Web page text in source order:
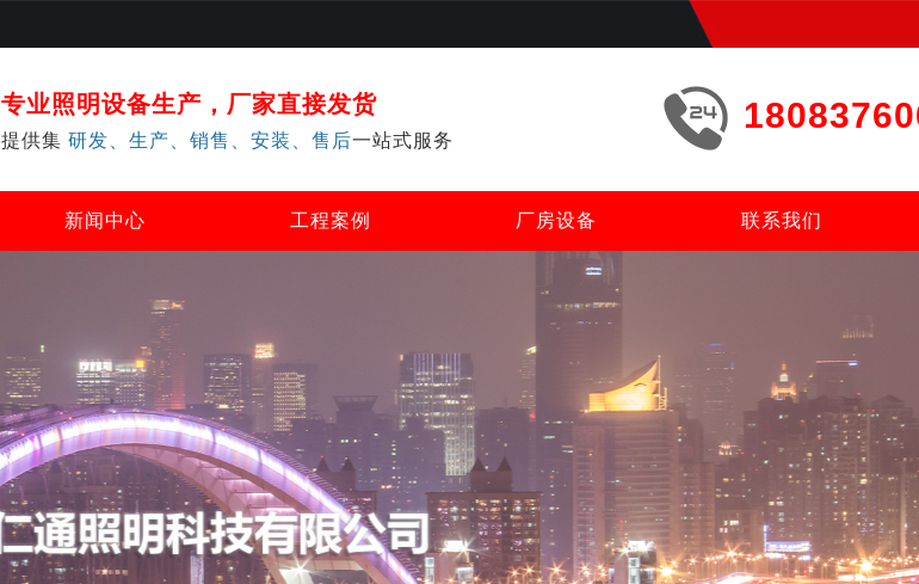
专业照明设备生产，厂家直接发货
提供集 研发、生产、销售、安装、售后一站式服务
新闻中心 工程案例 厂房设备 联系我们